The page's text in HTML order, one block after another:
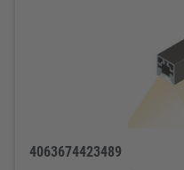
4063674423489